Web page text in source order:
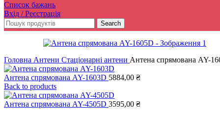
Список бажань
Вхід / Реєстрація
Search
Головна Антени Стаціонарні антени Антена спрямована AY-
Антена спрямована AY-1603D 5884,00 ₴
Back to products
Антена спрямована AY-4505D 3595,00 ₴